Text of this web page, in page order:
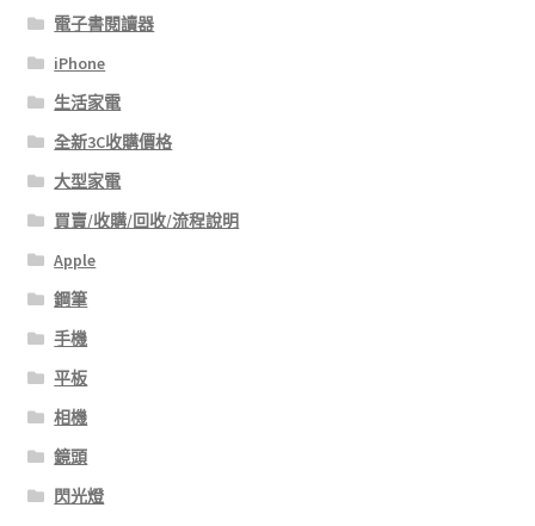
電子書閱讀器
iPhone
生活家電
全新3C收購價格
大型家電
買賣/收購/回收/流程說明
Apple
鋼筆
手機
平板
相機
鏡頭
閃光燈